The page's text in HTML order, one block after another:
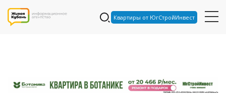
Квартиры от ЮгСтройИнвест